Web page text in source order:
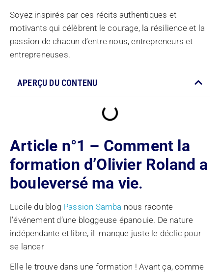
Soyez inspirés par ces récits authentiques et
motivants qui célèbrent le courage, la résilience et la
passion de chacun d’entre nous, entrepreneurs et
entrepreneuses.
APERÇU DU CONTENU
Article n°1 – Comment la
formation d’Olivier Roland a
bouleversé ma vie.
Lucile du blog Passion Samba nous raconte
l’événement d’une bloggeuse épanouie. De nature
indépendante et libre, il manque juste le déclic pour
se lancer
Elle le trouve dans une formation ! Avant ça, comme